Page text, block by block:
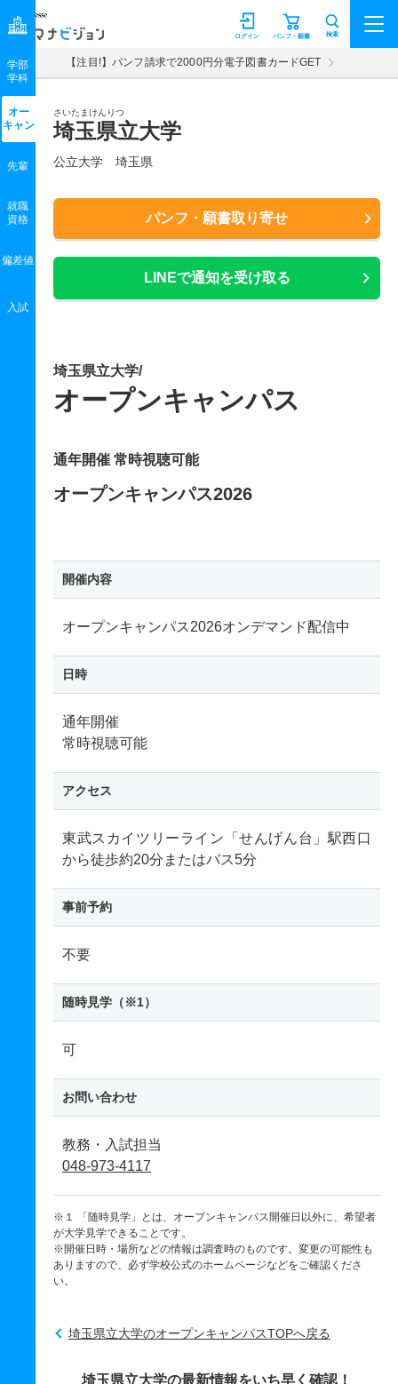
マナビジョン パンフ・願書
ログイン 検索
【注目!】パンフ請求で2000円分電子図書カードGET
さいたまけんりつ
埼玉県立大学
公立大学 埼玉県
パンフ・願書取り寄せ
LINEで通知を受け取る
学部
学科
オー
キャン
先輩
就職
資格
偏差値
入試
埼玉県立大学/
オープンキャンパス
通年開催 常時視聴可能
オープンキャンパス2026
開催内容
オープンキャンパス2026オンデマンド配信中
日時
通年開催
常時視聴可能
アクセス
東武スカイツリーライン「せんげん台」駅西口
から徒歩約20分またはバス5分
事前予約
不要
随時見学（※1）
可
お問い合わせ
教務・入試担当
048-973-4117
※１ 「随時見学」とは、オープンキャンパス開催日以外に、希望者
が大学見学できることです。
※開催日時・場所などの情報は調査時のものです。変更の可能性も
ありますので、必ず学校公式のホームページなどをご確認くださ
い。
埼玉県立大学のオープンキャンパスTOPへ戻る
埼玉県立大学の最新情報をいち早く確認！